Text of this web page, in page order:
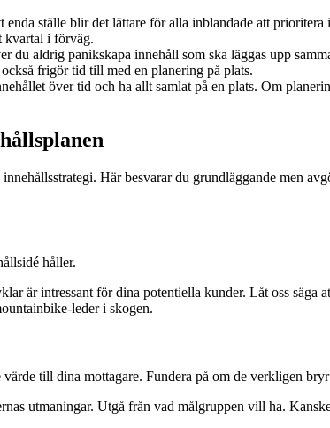
ställe blir det lättare för alla inblandade att
kvartal i förväg.
du aldrig panikskapa innehåll som ska läggas upp
frigör tid till med en planering på plats.
över tid och ha allt samlat på en plats. Om
Här besvarar du grundläggande men
håller.
är intressant för dina potentiella kunder. Låt oss säga
leder i skogen.
till dina mottagare. Fundera på om de verkligen
utmaningar. Utgå från vad målgruppen vill ha.